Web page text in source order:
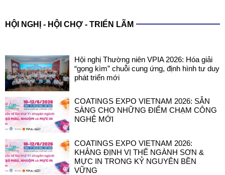
HỘI NGHỊ - HỘI CHỢ - TRIỂN LÃM
Hội nghị Thường niên VPIA 2026: Hóa giải
“gọng kìm” chuỗi cung ứng, định hình tư duy
phát triển mới
COATINGS EXPO VIETNAM 2026: SẴN
SÀNG CHO NHỮNG ĐIỂM CHẠM CÔNG
NGHỆ MỚI
COATINGS EXPO VIETNAM 2026:
KHẲNG ĐỊNH VỊ THẾ NGÀNH SƠN &
MỰC IN TRONG KỶ NGUYÊN BỀN
VỮNG